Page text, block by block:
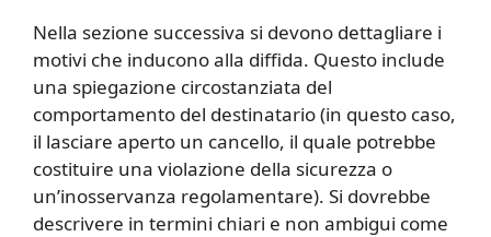
Nella sezione successiva si devono dettagliare i
motivi che inducono alla diffida. Questo include
una spiegazione circostanziata del
comportamento del destinatario (in questo caso,
il lasciare aperto un cancello, il quale potrebbe
costituire una violazione della sicurezza o
un’inosservanza regolamentare). Si dovrebbe
descrivere in termini chiari e non ambigui come